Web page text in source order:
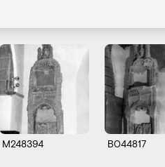
M248394 B044817